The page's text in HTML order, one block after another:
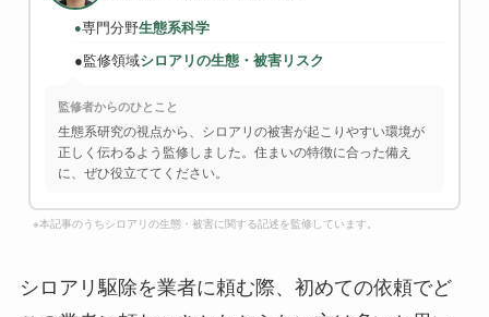
●専門分野生態系科学
●監修領域シロアリの生態・被害リスク
監修者からのひとこと
生態系研究の視点から、シロアリの被害が起こりやすい環境が
正しく伝わるよう監修しました。住まいの特徴に合った備え
に、ぜひ役立ててください。
※本記事のうちシロアリの生態・被害に関する記述を監修しています。
シロアリ駆除を業者に頼む際、初めての依頼でど